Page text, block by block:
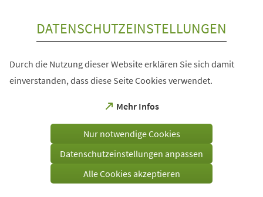
DATENSCHUTZEINSTELLUNGEN
Durch die Nutzung dieser Website erklären Sie sich damit
einverstanden, dass diese Seite Cookies verwendet.
Mehr Infos
(Öffnet
einem
Tab)
Nur notwendige Cookies
Datenschutzeinstellungen anpassen
Alle Cookies akzeptieren